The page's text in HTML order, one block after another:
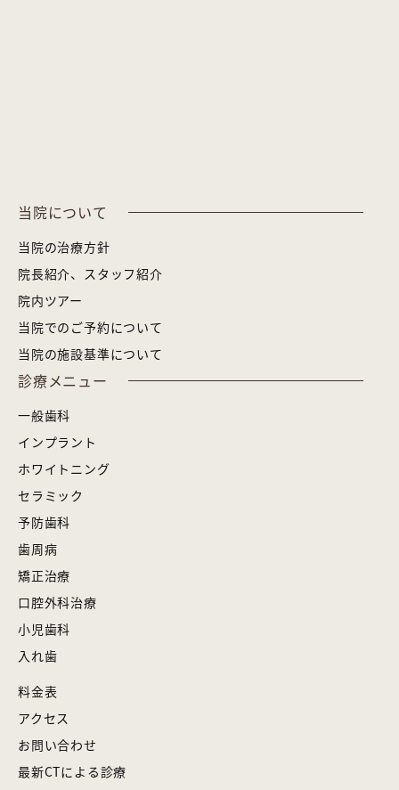
当院について
当院の治療方針
院長紹介、スタッフ紹介
院内ツアー
当院でのご予約について
当院の施設基準について
診療メニュー
一般歯科
インプラント
ホワイトニング
セラミック
予防歯科
歯周病
矯正治療
口腔外科治療
小児歯科
入れ歯
料金表
アクセス
お問い合わせ
最新CTによる診療